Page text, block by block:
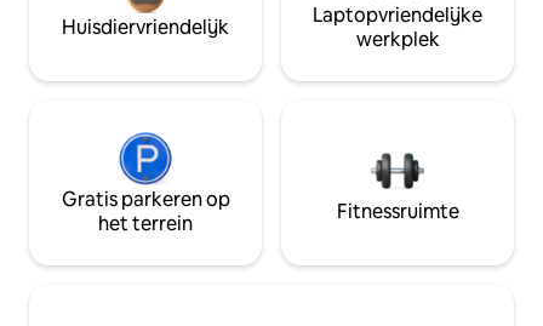
Huisdiervriendelijk
Laptopvriendelijke
werkplek
Gratis parkeren op
het terrein
Fitnessruimte